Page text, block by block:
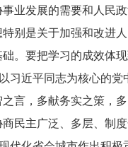
业发展的需要和人民
别是关于加强和改进
。要把学习的成效体
习近平同志为核心的
言，多献务实之策，
民主广泛、多层、制